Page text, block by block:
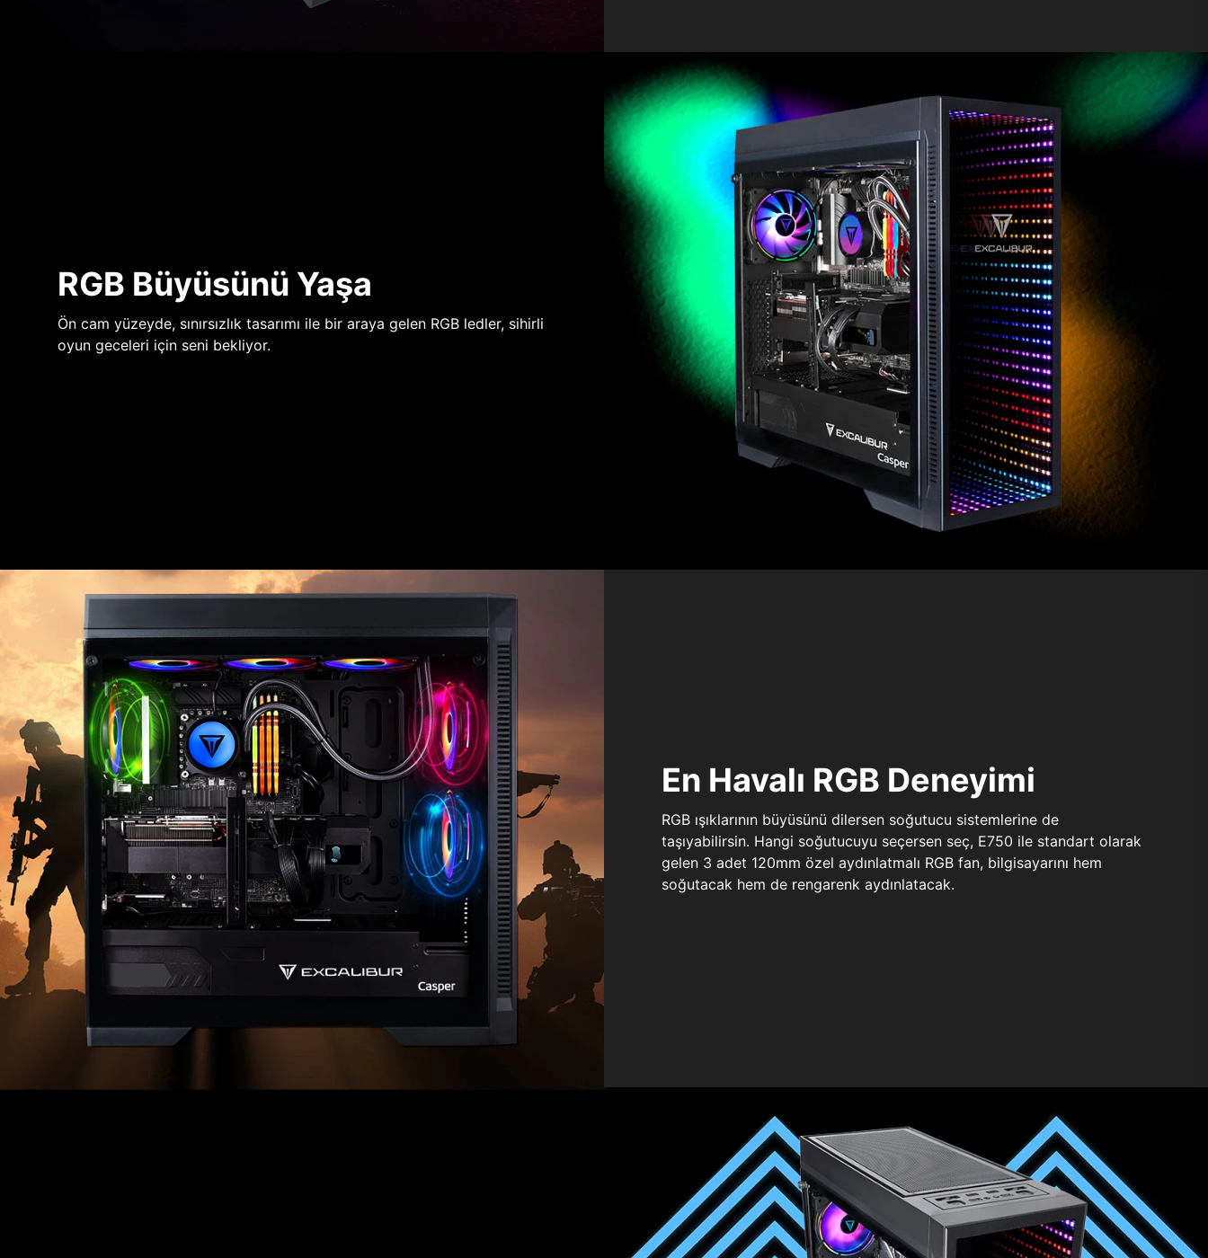
RGB Büyüsünü Yaşa
Ön cam yüzeyde, sınırsızlık tasarımı ile bir araya gelen RGB ledler, sihirli
oyun geceleri için seni bekliyor.
En Havalı RGB Deneyimi
RGB ışıklarının büyüsünü dilersen soğutucu sistemlerine de
taşıyabilirsin. Hangi soğutucuyu seçersen seç, E750 ile standart olarak
gelen 3 adet 120mm özel aydınlatmalı RGB fan, bilgisayarını hem
soğutacak hem de rengarenk aydınlatacak.